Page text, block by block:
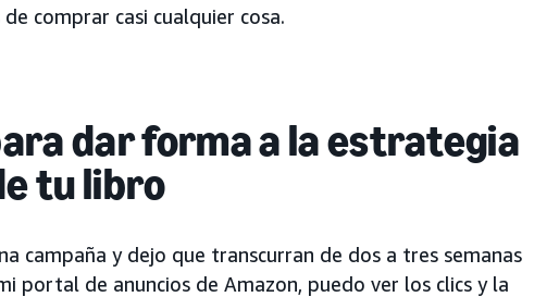
comprar casi cualquier cosa.
dar forma a la estrategia
tu libro
campaña y dejo que transcurran de dos a tres semanas
portal de anuncios de Amazon, puedo ver los clics y la